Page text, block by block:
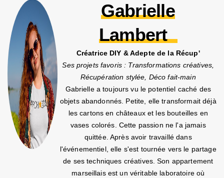
Gabrielle
Lambert
Créatrice DIY & Adepte de la Récup'
Ses projets favoris : Transformations créatives,
Récupération stylée, Déco fait-main
Gabrielle a toujours vu le potentiel caché des
objets abandonnés. Petite, elle transformait déjà
les cartons en châteaux et les bouteilles en
vases colorés. Cette passion ne l'a jamais
quittée. Après avoir travaillé dans
l'événementiel, elle s'est tournée vers le partage
de ses techniques créatives. Son appartement
marseillais est un véritable laboratoire où